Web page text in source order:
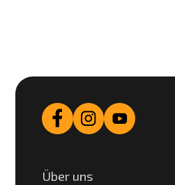
Über uns